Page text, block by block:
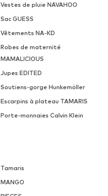
Vestes de pluie NAVAHOO
Sac GUESS
Vêtements NA-KD
Robes de maternité
MAMALICIOUS
Jupes EDITED
Soutiens-gorge Hunkemöller
Escarpins à plateau TAMARIS
Porte-monnaies Calvin Klein
Tamaris
MANGO